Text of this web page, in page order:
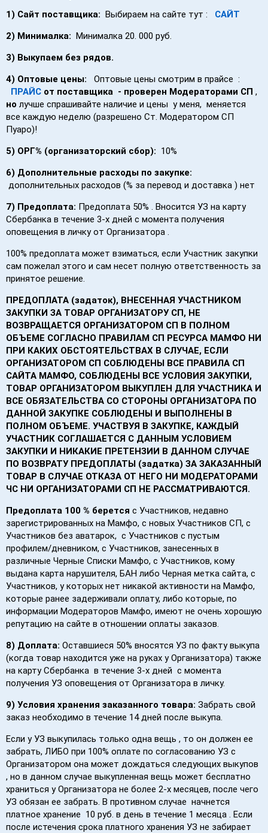
1) Сайт поставщика: Выбираем на сайте тут : САЙТ
2) Минималка: Минималка 20. 000 руб.
3) Выкупаем без рядов.
4) Оптовые цены:
Оптовые цены смотрим в прайсе :
ПРАЙС от поставщика - проверен Модераторами СП ,
но лучше спрашивайте наличие и цены у меня, меняется
все каждую неделю (разрешено Ст. Модератором СП
Пуаро)!
5) ОРГ% (организаторский сбор): 10%
6) Дополнительные расходы по закупке:
дополнительных расходов (% за перевод и доставка ) нет
7) Предоплата: Предоплата 50% . Вносится УЗ на карту
Сбербанка в течение 3-х дней с момента получения
оповещения в личку от Организатора .
100% предоплата может взиматься, если Участник закупки
сам пожелал этого и сам несет полную ответственность за
принятое решение.
ПРЕДОПЛАТА (задаток), ВНЕСЕННАЯ УЧАСТНИКОМ
ЗАКУПКИ ЗА ТОВАР ОРГАНИЗАТОРУ СП, НЕ
ВОЗВРАЩАЕТСЯ ОРГАНИЗАТОРОМ СП В ПОЛНОМ
ОБЪЕМЕ СОГЛАСНО ПРАВИЛАМ СП РЕСУРСА МАМФО НИ
ПРИ КАКИХ ОБСТОЯТЕЛЬСТВАХ В СЛУЧАЕ, ЕСЛИ
ОРГАНИЗАТОРОМ СП СОБЛЮДЕНЫ ВСЕ ПРАВИЛА СП
САЙТА МАМФО, СОБЛЮДЕНЫ ВСЕ УСЛОВИЯ ЗАКУПКИ,
ТОВАР ОРГАНИЗАТОРОМ ВЫКУПЛЕН ДЛЯ УЧАСТНИКА И
ВСЕ ОБЯЗАТЕЛЬСТВА СО СТОРОНЫ ОРГАНИЗАТОРА ПО
ДАННОЙ ЗАКУПКЕ СОБЛЮДЕНЫ И ВЫПОЛНЕНЫ В
ПОЛНОМ ОБЪЕМЕ. УЧАСТВУЯ В ЗАКУПКЕ, КАЖДЫЙ
УЧАСТНИК СОГЛАШАЕТСЯ С ДАННЫМ УСЛОВИЕМ
ЗАКУПКИ И НИКАКИЕ ПРЕТЕНЗИИ В ДАННОМ СЛУЧАЕ
ПО ВОЗВРАТУ ПРЕДОПЛАТЫ (задатка) ЗА ЗАКАЗАННЫЙ
ТОВАР В СЛУЧАЕ ОТКАЗА ОТ НЕГО НИ МОДЕРАТОРАМИ
ЧС НИ ОРГАНИЗАТОРАМИ СП НЕ РАССМАТРИВАЮТСЯ.
Предоплата 100 % берется с Участников, недавно
зарегистрированных на Мамфо, с новых Участников СП, с
Участников без аватарок, с Участников с пустым
профилем/дневником, с Участников, занесенных в
различные Черные Списки Мамфо, с Участников, кому
выдана карта нарушителя, БАН либо Черная метка сайта, с
Участников, у которых нет никакой активности на Мамфо,
которые ранее задерживали оплату, либо которые, по
информации Модераторов Мамфо, имеют не очень хорошую
репутацию на сайте в отношении оплаты заказов.
8) Доплата: Оставшиеся 50% вносятся УЗ по факту выкупа
(когда товар находится уже на руках у Организатора) также
на карту Сбербанка в течение 3-х дней с момента
получения УЗ оповещения от Организатора в личку.
9) Условия хранения заказанного товара: Забрать свой
заказ необходимо в течение 14 дней после выкупа.
Если у УЗ выкупилась только одна вещь , то он должен ее
забрать, ЛИБО при 100% оплате по согласованию УЗ с
Организатором она может дождаться следующих выкупов
, но в данном случае выкупленная вещь может бесплатно
храниться у Организатора не более 2-х месяцев, после чего
УЗ обязан ее забрать. В противном случае начнется
платное хранение 10 руб. в день в течение 1 месяца . Если
после истечения срока платного хранения УЗ не забирает